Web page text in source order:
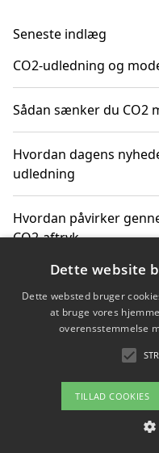
Seneste indlæg
CO2-udledning og
Sådan sænker du CO2
Hvordan dagens
udledning
Hvordan påvirker
CO2-aftryk
Hvordan nyheder om
hverdag
Om / kontakt
Dette website
Dette websted bruger
at bruge vores
overensstemmelse
TILLAD COOKIES